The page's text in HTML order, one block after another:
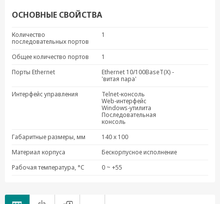
MiiNePort E1-ST
MiiNePort E3-H-ST
MiiNePort E3-ST
ОСНОВНЫЕ СВОЙСТВА
Количество
последовательных портов
1
Общее количество портов
1
Порты Ethernet
Ethernet 10/100BaseT(X) -
'витая пара'
Интерфейс управления
Telnet-консоль
Web-интерфейс
Windows-утилита
Последовательная
консоль
Габаритные размеры, мм
140 x 100
Материал корпуса
Бескорпусное исполнение
Рабочая температура, °C
0 ~ +55